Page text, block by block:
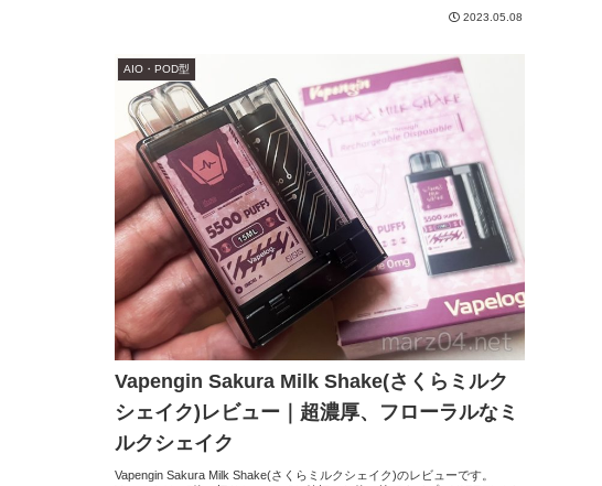
2023.05.08
AIO・POD型
Vapengin Sakura Milk Shake(さくらミルク
シェイク)レビュー｜超濃厚、フローラルなミ
ルクシェイク
Vapengin Sakura Milk Shake(さくらミルクシェイク)のレビューです。